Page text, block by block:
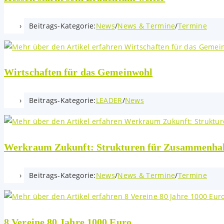
Beitrags-Kategorie:News/News & Termine/Termine
Wirtschaften für das Gemeinwohl
Beitrags-Kategorie:LEADER/News
Werkraum Zukunft: Strukturen für
Beitrags-Kategorie:News/News & Termine/Termine